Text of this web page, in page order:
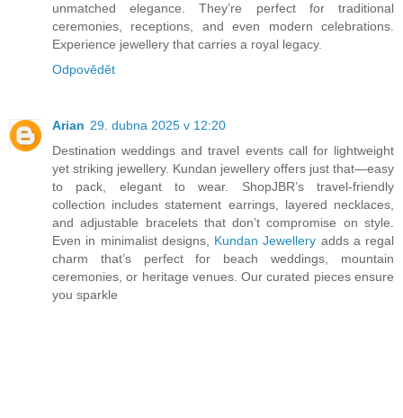
unmatched elegance. They’re perfect for traditional
ceremonies, receptions, and even modern celebrations.
Experience jewellery that carries a royal legacy.
Odpovědět
Arian 29. dubna 2025 v 12:20
Destination weddings and travel events call for lightweight
yet striking jewellery. Kundan jewellery offers just that—easy
to pack, elegant to wear. ShopJBR’s travel-friendly
collection includes statement earrings, layered necklaces,
and adjustable bracelets that don’t compromise on style.
Even in minimalist designs, Kundan Jewellery adds a regal
charm that’s perfect for beach weddings, mountain
ceremonies, or heritage venues. Our curated pieces ensure
you sparkle